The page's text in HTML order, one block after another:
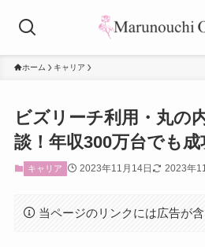
ホーム キャリア
ビズリーチ利用・丸の
談！年収300万台でも成
キャリア 2023年11月14日 2023年
当ページのリンクには広告が含